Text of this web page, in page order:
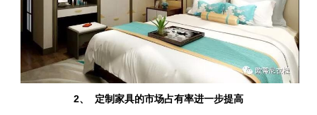
2、 定制家具的市场占有率进一步提高